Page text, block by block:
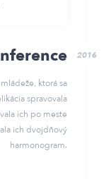
2016
mládeže, ktorá sa
spravovala
ich po meste
ich dvojdňový
harmonogram.